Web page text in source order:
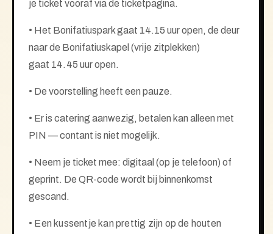
je ticket vooraf via de ticketpagina.
• Het Bonifatiuspark gaat 14.15 uur open, de deur
naar de Bonifatiuskapel (vrije zitplekken)
gaat 14.45 uur open.
• De voorstelling heeft een pauze.
• Er is catering aanwezig, betalen kan alleen met
PIN — contant is niet mogelijk.
• Neem je ticket mee: digitaal (op je telefoon) of
geprint. De QR-code wordt bij binnenkomst
gescand.
• Een kussentje kan prettig zijn op de houten